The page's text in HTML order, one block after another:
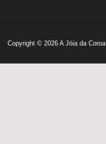
Copyright © 2026 A Jóia da Coroa